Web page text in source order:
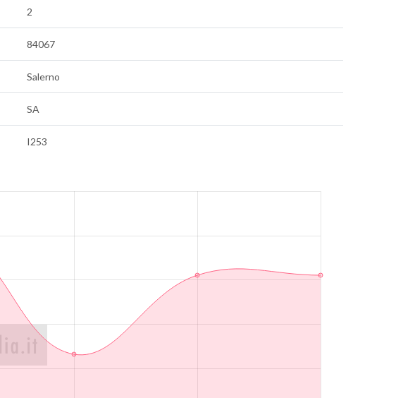
2
84067
Salerno
SA
I253